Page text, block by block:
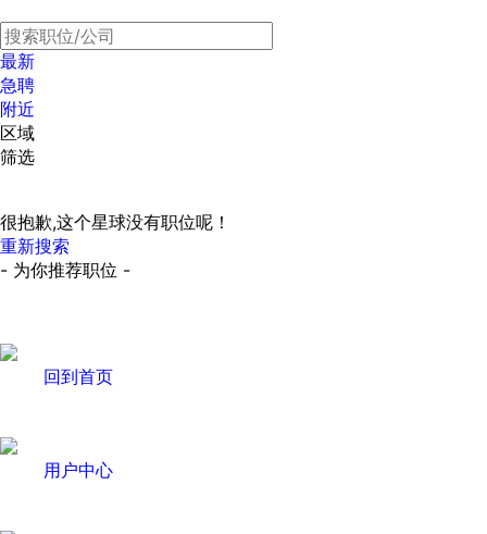
最新
急聘
附近
区域
筛选
很抱歉,这个星球没有职位呢！
重新搜索
- 为你推荐职位 -
回到首页
用户中心